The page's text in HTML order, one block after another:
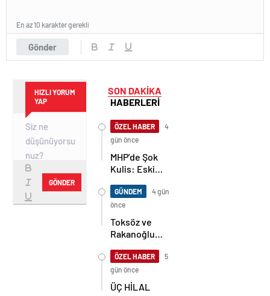
Gönder
En az 10 karakter gerekli
HIZLI YORUM
YAP
GÖNDER
SON DAKİKA
HABERLERİ
ÖZEL HABER
4
gün önce
MHP’de Şok
Kulis: Eski
Sahnede!
Korkmaz Yol
Vermiyor
GÜNDEM
4 gün
önce
Toksöz ve
Rakanoğlu
Acı Günü
ÖZEL HABER
5
gün önce
ÜÇ HİLAL